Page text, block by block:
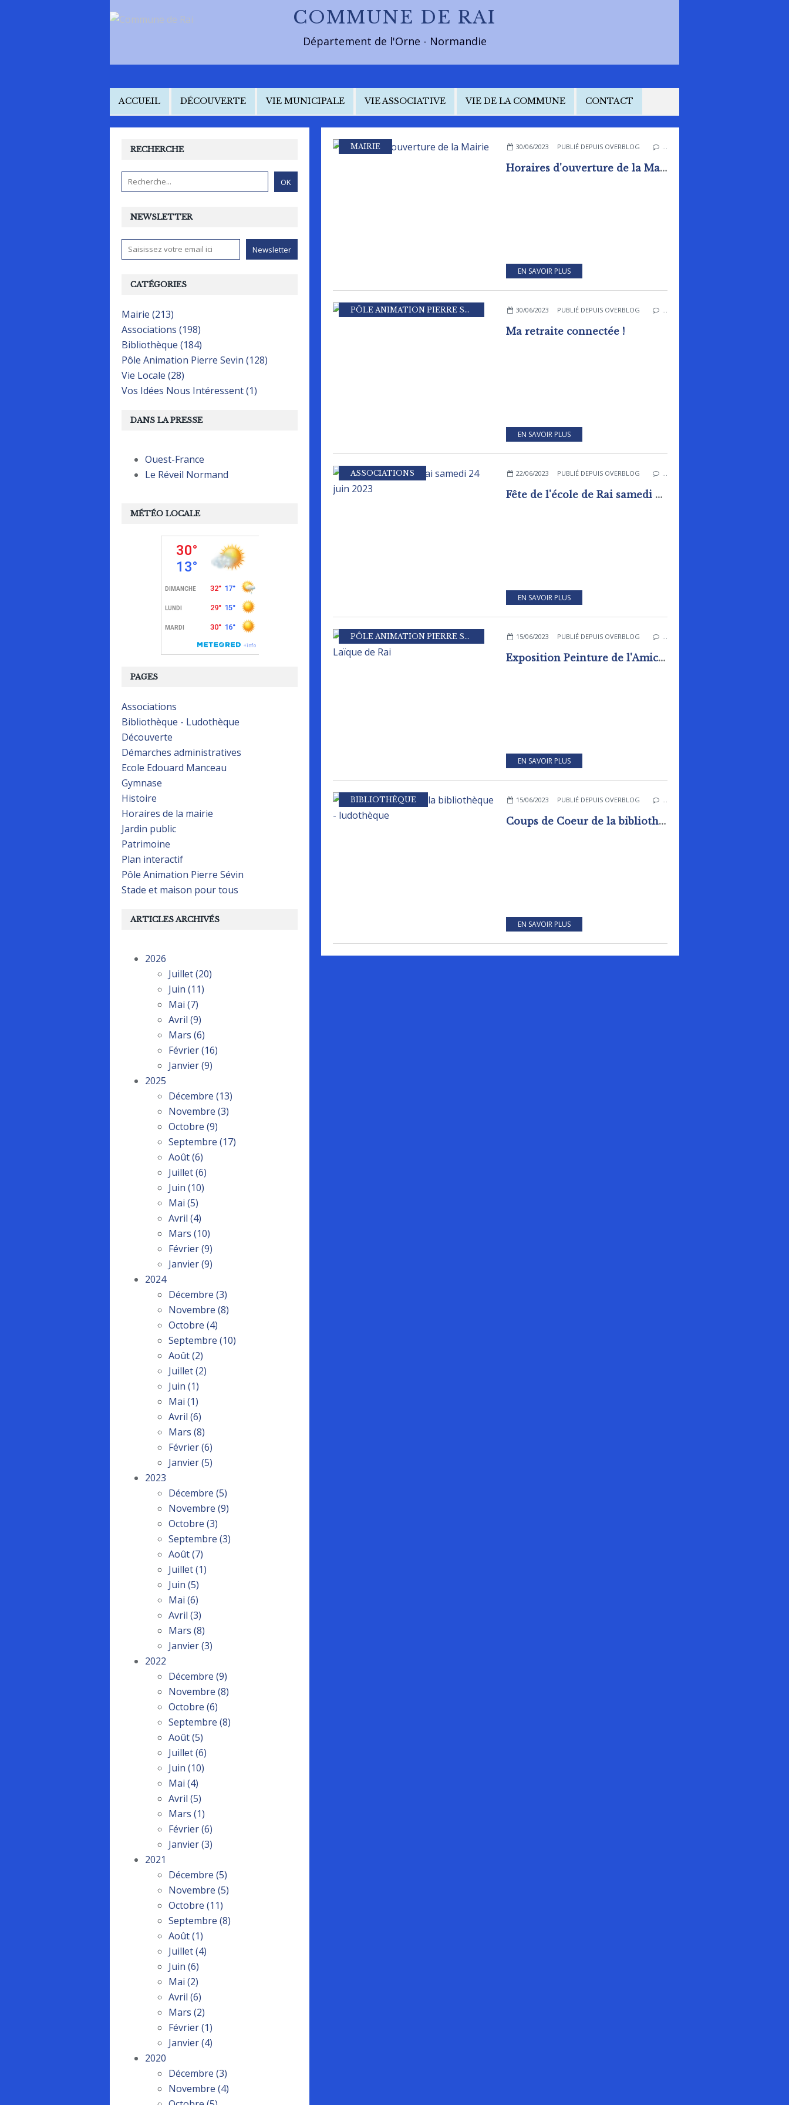
COMMUNE DE RAI
Département de l'Orne - Normandie
ACCUEIL DÉCOUVERTE VIE MUNICIPALE VIE ASSOCIATIVE VIE DE LA COMMUNE CONTACT
MAIRIE 30/06/2023 PUBLIÉ DEPUIS OVERBLOG …
Horaires d'ouverture de la Mairie
EN SAVOIR PLUS
PÔLE ANIMATION PIERRE SEVIN 30/06/2023 PUBLIÉ DEPUIS OVERBLOG …
Ma retraite connectée !
EN SAVOIR PLUS
ASSOCIATIONS 22/06/2023 PUBLIÉ DEPUIS OVERBLOG …
Fête de l'école de Rai samedi 24 juin 2023
EN SAVOIR PLUS
PÔLE ANIMATION PIERRE SEVIN ASSOCIATIONS
15/06/2023 PUBLIÉ DEPUIS OVERBLOG …
Exposition Peinture de l'Amicale Laïque de Rai
EN SAVOIR PLUS
BIBLIOTHÈQUE 15/06/2023 PUBLIÉ DEPUIS OVERBLOG …
Coups de Coeur de la bibliothèque - ludothèque
EN SAVOIR PLUS
NEWSLETTER
RECHERCHE
PAGES
Associations
Bibliothèque - Ludothèque
Découverte
Démarches administratives
Ecole Edouard Manceau
Gymnase
Histoire
Horaires de la mairie
Jardin public
Patrimoine
Plan interactif
Pôle Animation Pierre Sévin
Stade et maison pour tous
CATÉGORIES
Mairie (213)
Associations (198)
Bibliothèque (184)
Pôle Animation Pierre Sevin (128)
Vie Locale (28)
Vos Idées Nous Intéressent (1)
MÉTÉO LOCALE
DANS LA PRESSE
Ouest-France
Le Réveil Normand
ARTICLES ARCHIVÉS
2026
Juillet(20)
Juin (11)
Mai (7)
Avril (9)
Mars (6)
Février(16)
Janvier(9)
2025
Décembre (13)
Novembre (3)
Octobre (9)
Septembre (17)
Août(6)
Juillet(6)
Juin (10)
Mai (5)
Avril (4)
Mars (10)
Février(9)
Janvier(9)
2024
Décembre (3)
Novembre (8)
Octobre (4)
Septembre (10)
Août(2)
Juillet(2)
Juin (1)
Mai (1)
Avril (6)
Mars (8)
Février(6)
Janvier(5)
2023
Décembre (5)
Novembre (9)
Octobre (3)
Septembre (3)
Août(7)
Juillet(1)
Juin (5)
Mai (6)
Avril (3)
Mars (8)
Janvier(3)
2022
Décembre (9)
Novembre (8)
Octobre (6)
Septembre (8)
Août(5)
Juillet(6)
Juin (10)
Mai (4)
Avril (5)
Mars (1)
Février(6)
Janvier(3)
2021
Décembre (5)
Novembre (5)
Octobre (11)
Septembre (8)
Août(1)
Juillet(4)
Juin (6)
Mai (2)
Avril (6)
Mars (2)
Février(1)
Janvier(4)
2020
Décembre (3)
Novembre (4)